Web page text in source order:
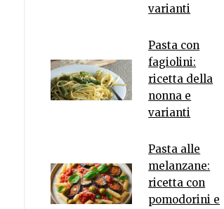
varianti
Pasta con
fagiolini:
ricetta della
nonna e
varianti
Pasta alle
melanzane:
ricetta con
pomodorini e